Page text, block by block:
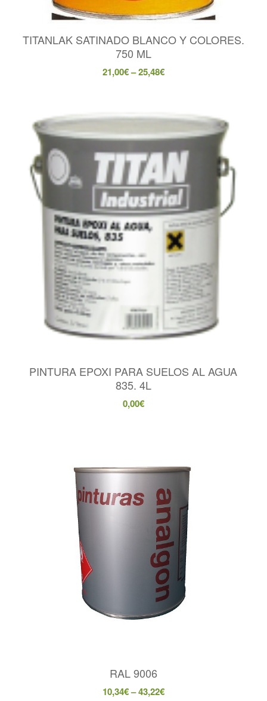
TITANLAK SATINADO BLANCO Y COLORES.
750 ML
21,00€–25,48€
PINTURA EPOXI PARA SUELOS AL AGUA
835. 4L
0,00€
RAL 9006
10,34€–43,22€